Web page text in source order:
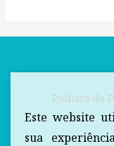
Política de
Este website
sua